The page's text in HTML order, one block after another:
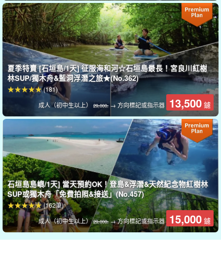
Yabiku 瀑布。
矢比古瀑布（Yabiku no Taki）是流向石垣島北部的福津川上的瀑
布。此瀑布據說是 「配對瀑布」，強烈推薦給一起旅行的情侶。這
絕對是一個會讓您有冒險感的瀑布！
夏季特賣 [石垣島/1天] 征服海和河☆石垣島最長！宮良川紅樹
林SUP/獨木舟&藍洞浮潛之旅★(No.362)
成人（初中生以上） 29,000. → 方向標記或指示器 13,500 鑢
(181)
石垣島島嶼/1天] 當天預約OK！登島&浮潛&天然紀念物紅樹林
SUP或獨木舟「免費拍照&接送」(No.457)
成人（初中生以上）29,000.→ 方向標記或指示器 15,000 鑢
(162筆)